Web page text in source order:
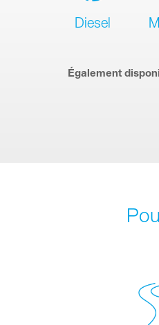
Diesel
Également